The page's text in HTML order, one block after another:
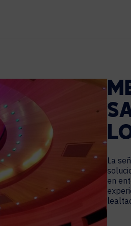
Programación de Espacios de
Análisis de Sensores de
La
en